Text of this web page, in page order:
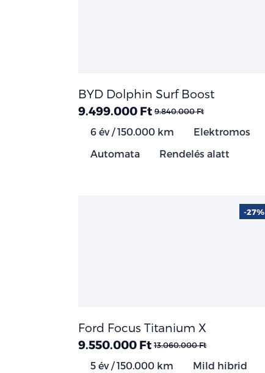
BYD Dolphin Surf Boost
9.499.000 Ft 9.840.000 Ft
6 év / 150.000 km
Elektromos
Automata
Rendelés alatt
Ford Focus Titanium X
9.550.000 Ft 13.060.000 Ft
5 év / 150.000 km Mild hibrid
-27%